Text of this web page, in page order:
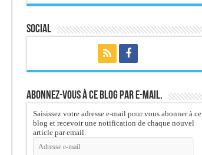
Social
Abonnez-vous à ce blog par e-mail.
Saisissez votre adresse e-mail pour vous abonner à ce
blog et recevoir une notification de chaque nouvel
article par email.
Adresse